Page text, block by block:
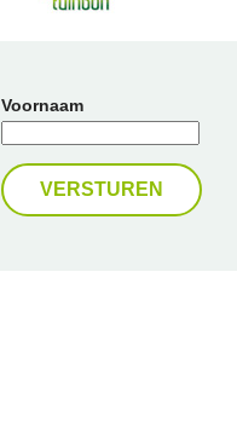
Voornaam